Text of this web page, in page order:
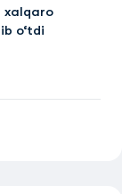
xalqaro
o‘tdi